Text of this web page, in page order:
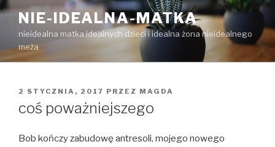
Przejdź
treści
NIE-IDEALNA-MATKA
nieidealna matka idealnych dzieci i idealna żona nieidealnego
meża
OPUBLIKOWANE
2 STYCZNIA, 2017 PRZEZ MAGDA
coś poważniejszego
Bob kończy zabudowę antresoli, mojego nowego